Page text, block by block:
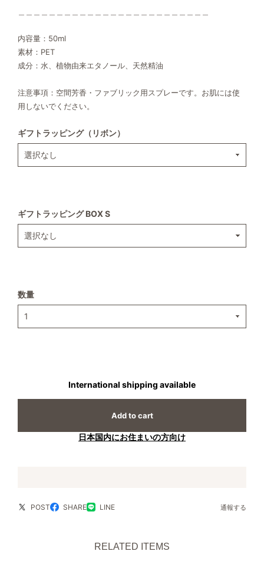
内容量：50ml
素材：PET
成分：水、植物由来エタノール、天然精油
注意事項：空間芳香・ファブリック用スプレーです。お肌には使
用しないでください。
ギフトラッピング（リボン）
ギフトラッピング BOX S
数量
International shipping available
Add to cart
日本国内にお住まいの方向け
POST SHARE LINE 通報する
RELATED ITEMS